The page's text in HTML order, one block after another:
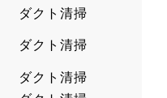
ダクト清掃
ダクト清掃
ダクト清掃